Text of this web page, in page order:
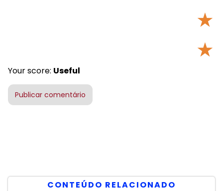
★
★
Your score: Useful
CONTEÚDO RELACIONADO